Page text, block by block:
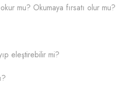
mu? Okumaya fırsatı olur mu?
eleştirebilir mi?